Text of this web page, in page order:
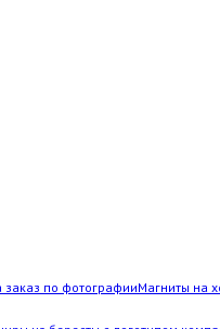
по фотографииМагниты на